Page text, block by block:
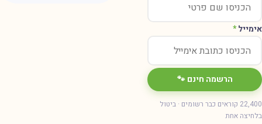
*
הרשמה חינם 🐾
22,400 קוראים כבר רשומים · ביטול
אחת